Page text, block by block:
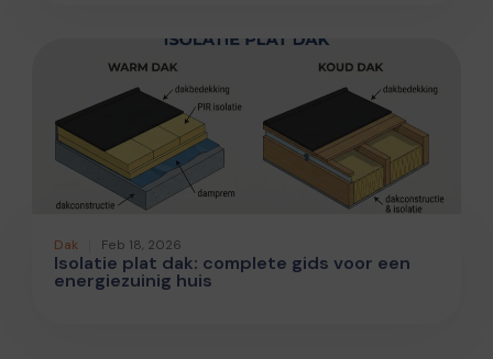
Dak Feb 18, 2026
Isolatie plat dak: complete gids voor een
energiezuinig huis